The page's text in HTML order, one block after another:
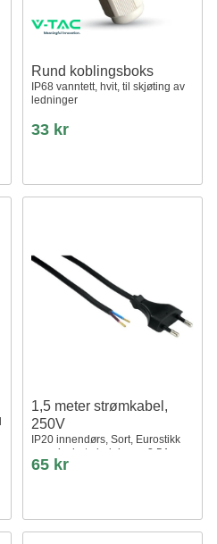
Rund koblingsboks
IP68 vanntett, hvit, til skjøting av
ledninger
33 kr
1,5 meter strømkabel,
250V
IP20 innendørs, Sort, Eurostikk
og avisolerte ledninger, 2,5A
65 kr